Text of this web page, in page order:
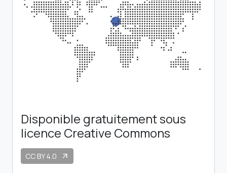
Disponible gratuitement sous
licence Creative Commons
CC BY 4.0 arrow_outward